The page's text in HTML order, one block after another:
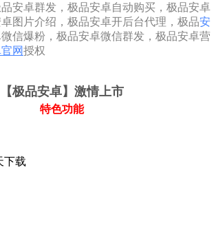
安卓群发，极品安卓自动购买，极品安卓
图片介绍，极品安卓开后台代理，极品安
微信爆粉，极品安卓微信群发，极品安卓营
网授权
【极品安卓】激情上市
特色功能
下载